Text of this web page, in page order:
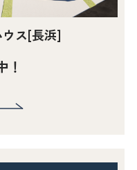
ウス[長浜]
！